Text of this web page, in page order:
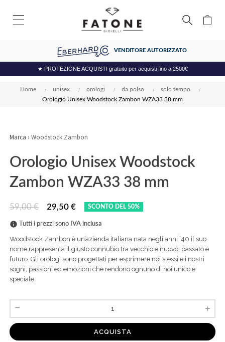
VENDITORE AUTORIZZATO
★ PROTEZIONE ACQUISTI gratuito per acquisti fino a 2500€
Home unisex orologi da polso
solo tempo
Orologio Unisex Woodstock Zambon WZA33 38 mm
Marca › Woodstock Zambon
Orologio Unisex Woodstock
Zambon WZA33 38 mm
59,00 € 29,50 € SCONTO DEL 50%
info Tutti i prezzi sono IVA inclusa
Woodstock Zambon è un’azienda italiana nata negli anni ’40 il suo
nome rappresenta il giusto connubio tra vecchio e nuovo, passato e
futuro. Gli orologi sono progettati per esprimere noi stessi e i nostri
sogni, passioni ed emozioni che rendono ognuno di noi unico e
speciale.
ACQUISTA